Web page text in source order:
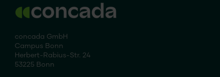
concada GmbH
Campus Bonn
Herbert-Rabius-Str. 24
53225 Bonn